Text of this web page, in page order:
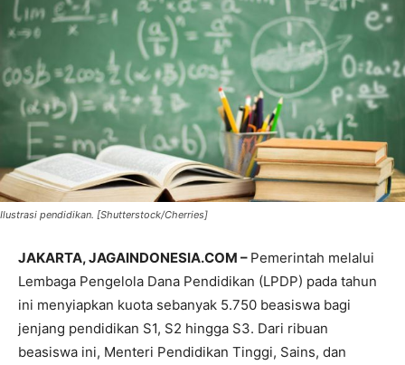
Ilustrasi pendidikan. [Shutterstock/Cherries]
JAKARTA, JAGAINDONESIA.COM – Pemerintah melalui
Lembaga Pengelola Dana Pendidikan (LPDP) pada tahun
ini menyiapkan kuota sebanyak 5.750 beasiswa bagi
jenjang pendidikan S1, S2 hingga S3. Dari ribuan
beasiswa ini, Menteri Pendidikan Tinggi, Sains, dan